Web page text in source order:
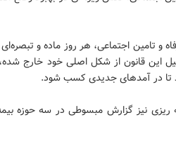
و تامین اجتماعی، هر روز ماده و
این قانون از شکل اصلی خود خارج
تا در آمدهای جدیدی کسب شود.
ریزی نیز گزارش مبسوطی در سه حوزه